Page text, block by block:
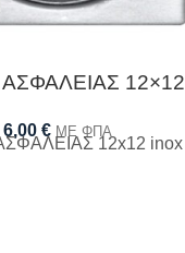
12×12
6,00 € ΜΕ ΦΠΑ
12x12 inox